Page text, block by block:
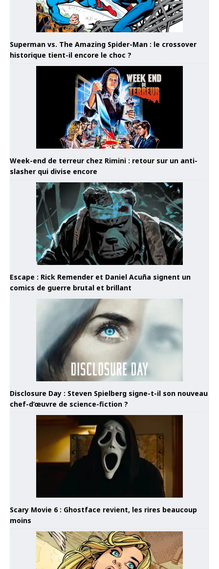
Superman vs. The Amazing Spider-Man : le crossover
historique tient-il encore le choc ?
Week-end de terreur chez Rimini : retour sur un anti-
slasher qui divise encore
Escape : Rick Remender et Daniel Acuña signent un
comics de guerre brutal et brillant
Disclosure Day : Steven Spielberg signe-t-il son nouveau
chef-d’œuvre de science-fiction ?
Scary Movie 6 : Ghostface revient, les rires beaucoup
moins